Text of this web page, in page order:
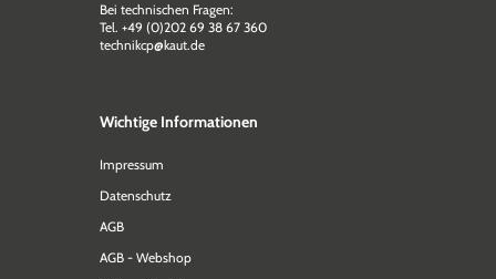
Bei technischen Fragen:
Tel. +49 (0)202 69 38 67 360
technikcp@kaut.de
Wichtige Informationen
Impressum
Datenschutz
AGB
AGB - Webshop